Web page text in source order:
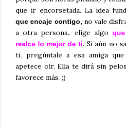
que ir encorsetada. La idea
que encaje contigo, no vale
a otra persona.. elige algo
realce lo mejor de ti. Si aún no
ti, pregúntale a esa amiga
apetece oír. Ella te dirá sin
favorece más. ;)